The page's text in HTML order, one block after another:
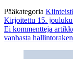
Pääkategoria
Kirjoitettu 15.
Ei kommentteja
vanhasta